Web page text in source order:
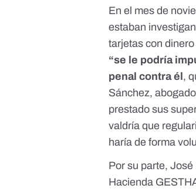
En el mes de
estaban
tarjetas con
“se le podría
penal contra él ,
Sánchez,
prestado sus
valdría que
haría de forma
Por su parte,
Hacienda